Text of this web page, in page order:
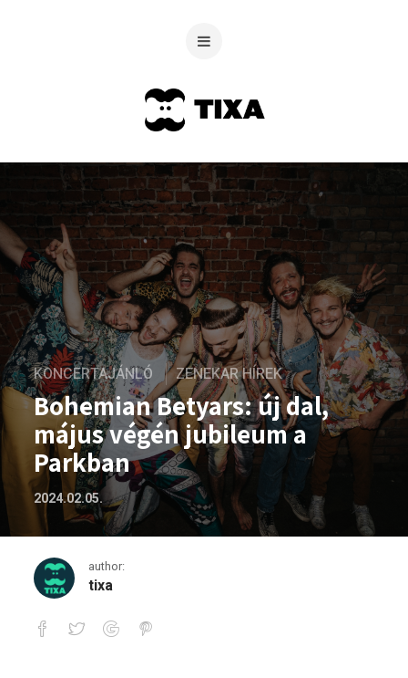
KONCERTAJÁNLÓ ZENEKAR HÍREK
Bohemian Betyars: új dal,
május végén jubileum a
Parkban
2024.02.05.
author:
tixa